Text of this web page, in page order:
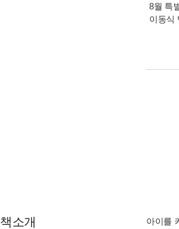
8월 특
이동식
책소개
아이를